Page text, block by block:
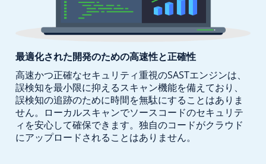
最適化された開発のための高速性と正確性
高速かつ正確なセキュリティ重視のSASTエンジンは、
誤検知を最小限に抑えるスキャン機能を備えており、
誤検知の追跡のために時間を無駄にすることはありま
せん。ローカルスキャンでソースコードのセキュリテ
ィを安心して確保できます。独自のコードがクラウド
にアップロードされることはありません。